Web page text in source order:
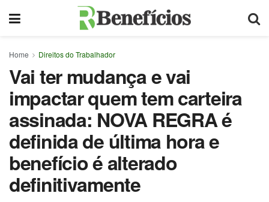
Home Direitos do Trabalhador
Vai ter mudança e vai
impactar quem tem carteira
assinada: NOVA REGRA é
definida de última hora e
benefício é alterado
definitivamente